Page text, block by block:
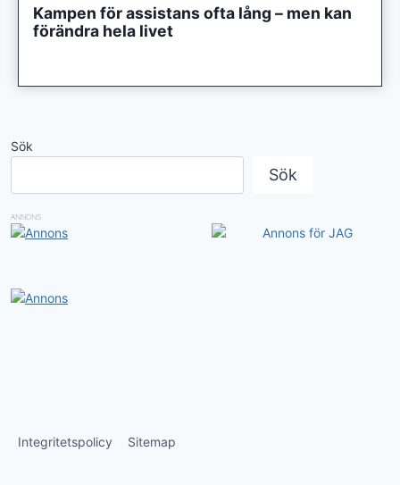
Kampen för assistans ofta lång – men kan
förändra hela livet
Sök
Sök
ANNONS
Integritetspolicy Sitemap